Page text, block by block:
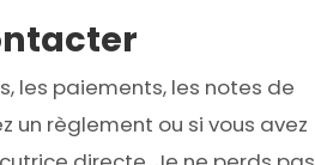
les paiements, les notes de
un règlement ou si vous avez